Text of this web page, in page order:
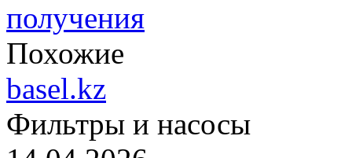
получения
Похожие
basel.kz
Фильтры и насосы